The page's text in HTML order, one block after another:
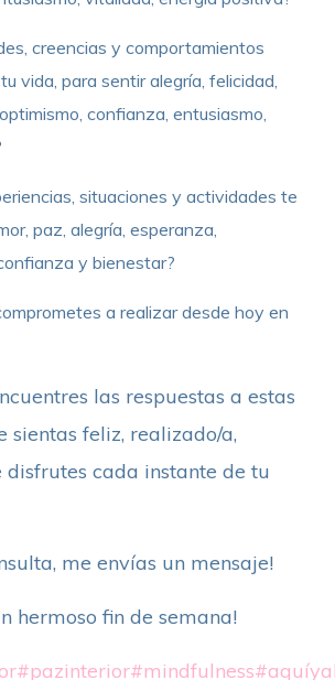
creencias y comportamientos
vida, para sentir alegría, felicidad,
confianza, entusiasmo,
situaciones y actividades te
paz, alegría, esperanza,
y bienestar?
a realizar desde hoy en
las respuestas a estas
sientas feliz, realizado/a,
disfrutes cada instante de tu
me envías un mensaje!
hermoso fin de semana!
#pazinterior#mindfulness